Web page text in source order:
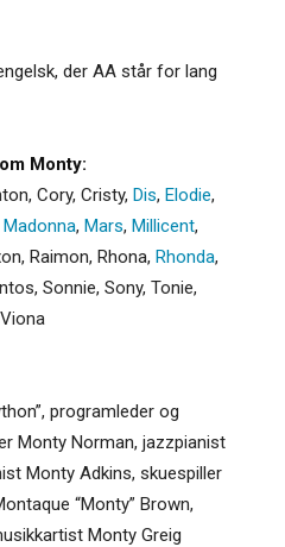
der AA står for lang
Monty:
, Cory, Cristy, Dis, Elodie,
Madonna, Mars, Millicent,
, Raimon, Rhona, Rhonda,
, Sonnie, Sony, Tonie,
Viona
programleder og
Monty Norman, jazzpianist
Monty Adkins, skuespiller
“Monty” Brown,
Monty Greig